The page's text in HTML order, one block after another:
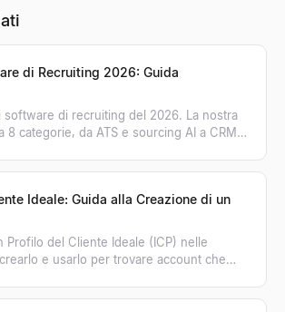
di Recruiting 2026: Guida
software di recruiting del 2026. La nostra
8 categorie, da ATS e sourcing AI a CRM,
Ideale: Guida alla Creazione di un
Profilo del Cliente Ideale (ICP) nelle
e usarlo per trovare account che